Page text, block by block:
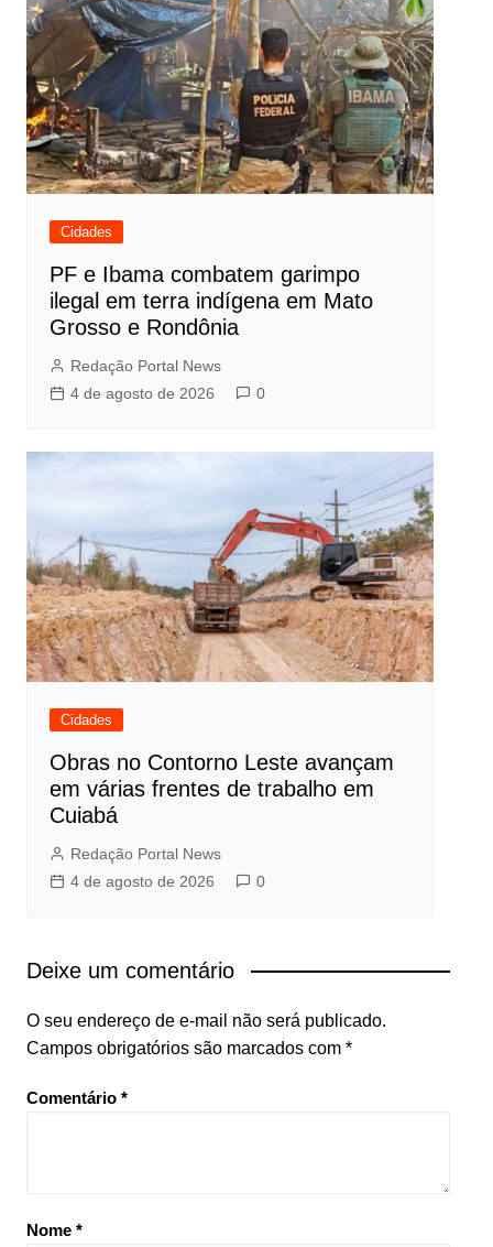
Cidades
PF e Ibama combatem garimpo
ilegal em terra indígena em Mato
Grosso e Rondônia
Redação Portal News
4 de agosto de 2026
0
Cidades
Obras no Contorno Leste avançam
em várias frentes de trabalho em
Cuiabá
Redação Portal News
4 de agosto de 2026
0
Deixe um comentário
O seu endereço de e-mail não será publicado.
Campos obrigatórios são marcados com *
Comentário *
Nome *